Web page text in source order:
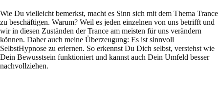
Wie Du vielleicht bemerkst, macht es Sinn sich mit dem Thema Trance
zu beschäftigen. Warum? Weil es jeden einzelnen von uns betrifft und
wir in diesen Zuständen der Trance am meisten für uns verändern
können. Daher auch meine Überzeugung: Es ist sinnvoll
SelbstHypnose zu erlernen. So erkennst Du Dich selbst, verstehst wie
Dein Bewusstsein funktioniert und kannst auch Dein Umfeld besser
nachvollziehen.